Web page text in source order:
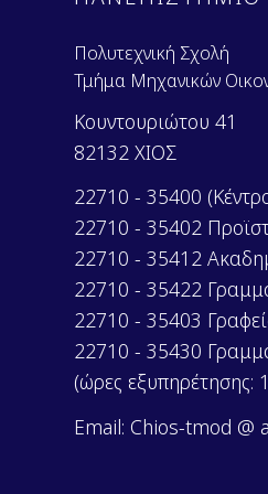
Πολυτεχνική Σχολή
Τμήμα Μηχανικών
Κουντουριώτου 41
82132 ΧΙΟΣ
22710 - 35400
22710 - 35402
22710 - 35412
22710 - 35422
22710 - 35403
22710 - 35430
(ώρες εξυπηρέτησης:
Email: Chios-tmod @